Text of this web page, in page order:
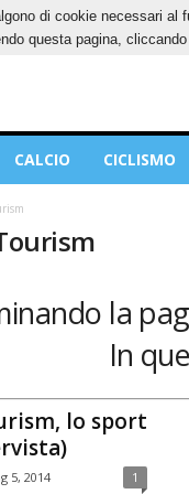
COOKIES
CALCIO CICLISMO
la
In
lo sport
5, 2014 1
di cookie necessari
questa pagina,